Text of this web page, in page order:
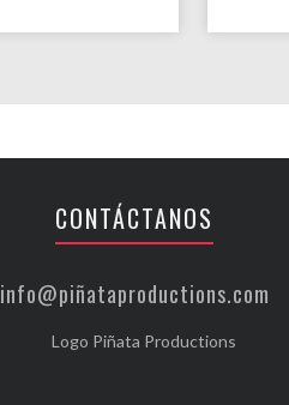
CONTÁCTANOS
info@piñataproductions.com